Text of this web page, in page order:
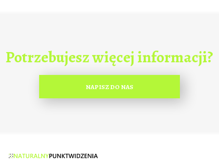
Potrzebujesz więcej informacji?
NAPISZ DO NAS